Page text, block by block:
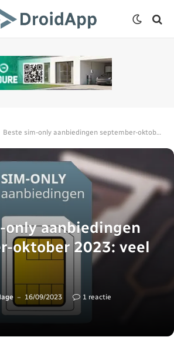
Beste sim-only aanbiedingen september-oktober 2023: veel voordeel
only aanbiedingen
oktober 2023: veel
16/09/2023
1 reactie